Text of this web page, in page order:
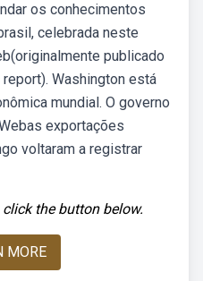
os conhecimentos
celebrada neste
publicado
Washington está
mundial. O governo
exportações
voltaram a registrar
the button below.
MORE